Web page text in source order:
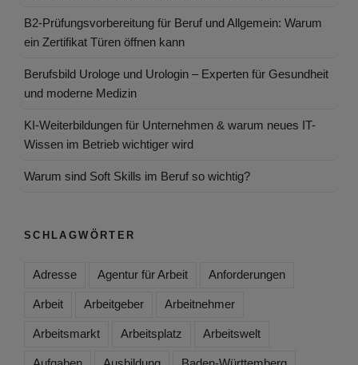
B2-Prüfungsvorbereitung für Beruf und Allgemein: Warum
ein Zertifikat Türen öffnen kann
Berufsbild Urologe und Urologin – Experten für Gesundheit
und moderne Medizin
KI-Weiterbildungen für Unternehmen & warum neues IT-
Wissen im Betrieb wichtiger wird
Warum sind Soft Skills im Beruf so wichtig?
SCHLAGWÖRTER
Adresse Agentur für Arbeit Anforderungen
Arbeit Arbeitgeber Arbeitnehmer
Arbeitsmarkt Arbeitsplatz Arbeitswelt